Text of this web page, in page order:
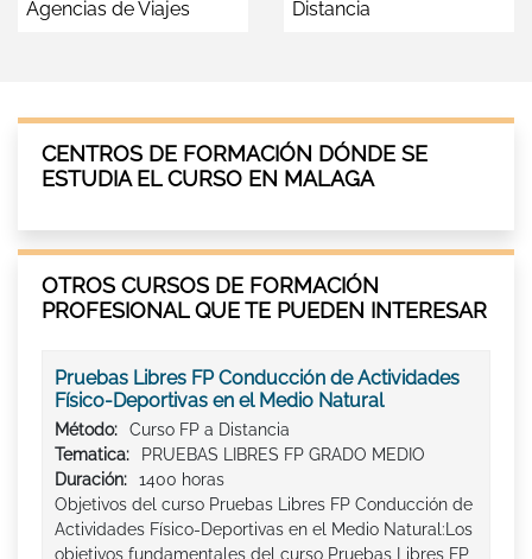
Agencias de Viajes
Distancia
CENTROS DE FORMACIÓN DÓNDE SE
ESTUDIA EL CURSO EN MALAGA
OTROS CURSOS DE FORMACIÓN
PROFESIONAL QUE TE PUEDEN INTERESAR
Pruebas Libres FP Conducción de Actividades
Físico-Deportivas en el Medio Natural
Método:
Curso FP a Distancia
Tematica:
PRUEBAS LIBRES FP GRADO MEDIO
Duración:
1400 horas
Objetivos del curso Pruebas Libres FP Conducción de
Actividades Físico-Deportivas en el Medio Natural:Los
objetivos fundamentales del curso Pruebas Libres FP